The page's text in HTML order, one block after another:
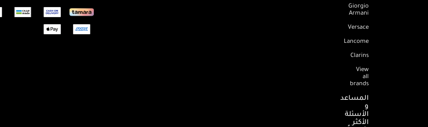
Giorgio
Armani
Versace
Lancome
Clarins
View
all
brands
المساعد
و
الأسئلة
الأكثر